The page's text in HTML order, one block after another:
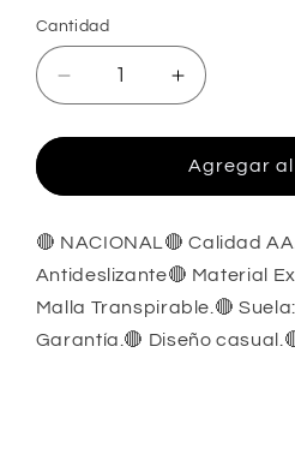
Cantidad
Reducir
cantidad
para
IRVING
Aumentar
cantidad
para
BOTA
IRVING
Agregar
🔴 NACIONAL🔴 Calidad
Antideslizante🔴 Material
Malla Transpirable.🔴
Garantía.🔴 Diseño